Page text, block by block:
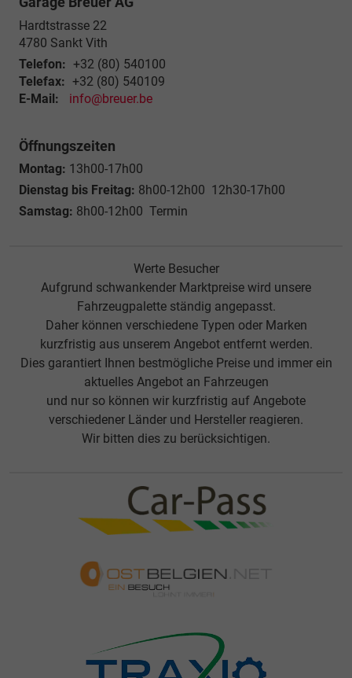
Hardtstrasse 22
4780 Sankt Vith
Telefon: +32 (80) 540100
Telefax: +32 (80) 540109
E-Mail:
info@breuer.be
Öffnungszeiten
Montag: 13h00-17h00
Dienstag bis Freitag: 8h00-12h00 12h30-17h00
Samstag: 8h00-12h00 Termin
Werte Besucher
Aufgrund schwankender Marktpreise wird unsere
Fahrzeugpalette ständig angepasst.
Daher können verschiedene Typen oder Marken
kurzfristig aus unserem Angebot entfernt werden.
Dies garantiert Ihnen bestmögliche Preise und immer ein
aktuelles Angebot an Fahrzeugen
und nur so können wir kurzfristig auf Angebote
verschiedener Länder und Hersteller reagieren.
Wir bitten dies zu berücksichtigen.